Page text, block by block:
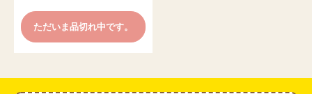
ただいま品切れ中です。